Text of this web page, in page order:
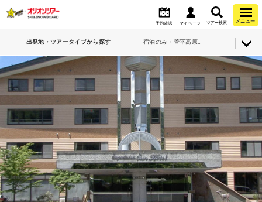
予約確認 マイページ ツアー検索 メニュー
出発地・ツアータイプから探す 宿泊のみ・菅平高原スノーリゾート（全山エリア）・菅平サンホテル